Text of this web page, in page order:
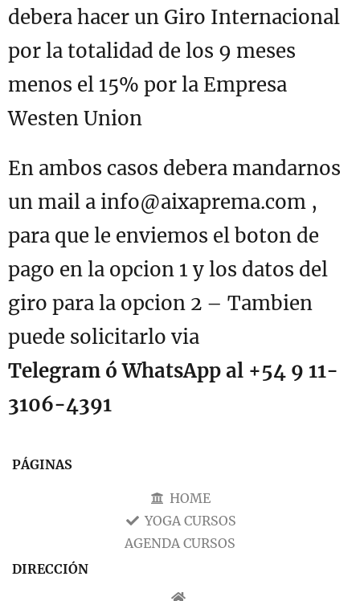
debera hacer un Giro Internacional
por la totalidad de los 9 meses
menos el 15% por la Empresa
Westen Union
En ambos casos debera mandarnos
un mail a info@aixaprema.com ,
para que le enviemos el boton de
pago en la opcion 1 y los datos del
giro para la opcion 2 – Tambien
puede solicitarlo via
Telegram ó WhatsApp al +54 9 11-
3106-4391
PÁGINAS
HOME
YOGA CURSOS
AGENDA CURSOS
DIRECCIÓN